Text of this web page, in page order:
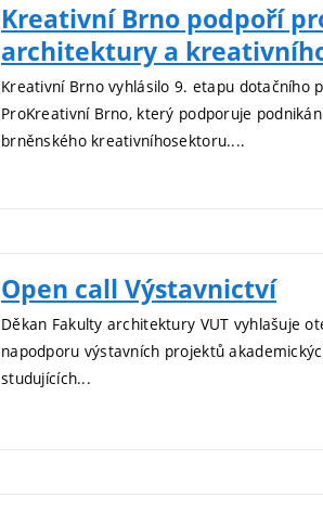
Kreativní Brno podpoří
architektury a
Kreativní Brno vyhlásilo 9. etapu dotačního
ProKreativní Brno, který podporuje
brněnského kreativníhosektoru....
Open call Výstavnictví
Děkan Fakulty architektury VUT vyhlašuje
napodporu výstavních projektů
studujících...